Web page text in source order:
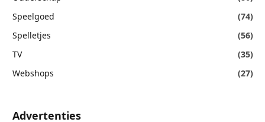
Speelgoed
(74)
Spelletjes
(56)
TV
(35)
Webshops
(27)
Advertenties